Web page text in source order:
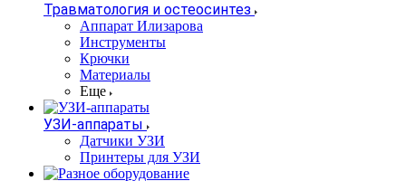
Травматология и остеосинтез
Аппарат Илизарова
Инструменты
Крючки
Материалы
Еще
УЗИ-аппараты
Датчики УЗИ
Принтеры для УЗИ